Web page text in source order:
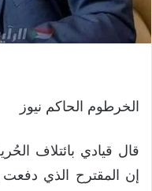
الخرطوم الحاكم نيوز
قال قيادي بائتلاف
إن المقترح الذي